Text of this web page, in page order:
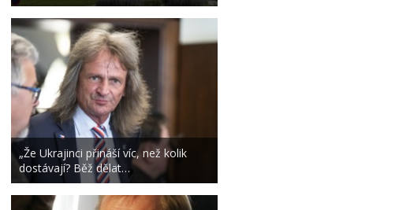
„Že Ukrajinci přináší víc, než kolik
dostávají? Běž dělat…